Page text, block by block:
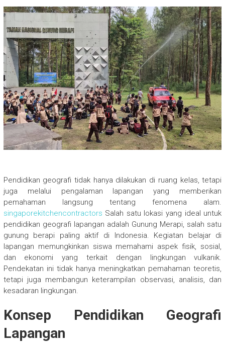
Pendidikan geografi tidak hanya dilakukan di ruang kelas, tetapi
juga melalui pengalaman lapangan yang memberikan
pemahaman langsung tentang fenomena alam.
singaporekitchencontractors Salah satu lokasi yang ideal untuk
pendidikan geografi lapangan adalah Gunung Merapi, salah satu
gunung berapi paling aktif di Indonesia. Kegiatan belajar di
lapangan memungkinkan siswa memahami aspek fisik, sosial,
dan ekonomi yang terkait dengan lingkungan vulkanik.
Pendekatan ini tidak hanya meningkatkan pemahaman teoretis,
tetapi juga membangun keterampilan observasi, analisis, dan
kesadaran lingkungan.
Konsep Pendidikan Geografi
Lapangan